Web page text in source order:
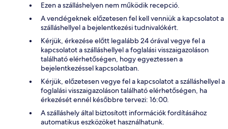
Ezen a szálláshelyen nem működik recepció.
A vendégeknek előzetesen fel kell venniük a kapcsolatot a
szálláshellyel a bejelentkezési tudnivalókért.
Kérjük, érkezése előtt legalább 24 órával vegye fel a
kapcsolatot a szálláshellyel a foglalási visszaigazoláson
található elérhetőségen, hogy egyeztessen a
bejelentkezéssel kapcsolatban.
Kérjük, előzetesen vegye fel a kapcsolatot a szálláshellyel a
foglalási visszaigazoláson található elérhetőségen, ha
érkezését ennél későbbre tervezi: 16:00.
A szálláshely által biztosított információk fordításához
automatikus eszközöket használhatunk.